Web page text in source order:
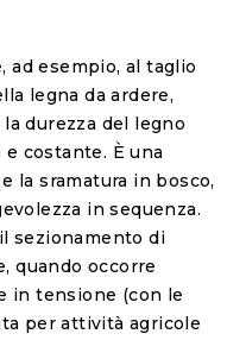
ad esempio, al taglio
legna da ardere,
durezza del legno
costante. È una
la sramatura in bosco,
in sequenza.
sezionamento di
quando occorre
in tensione (con le
per attività agricole